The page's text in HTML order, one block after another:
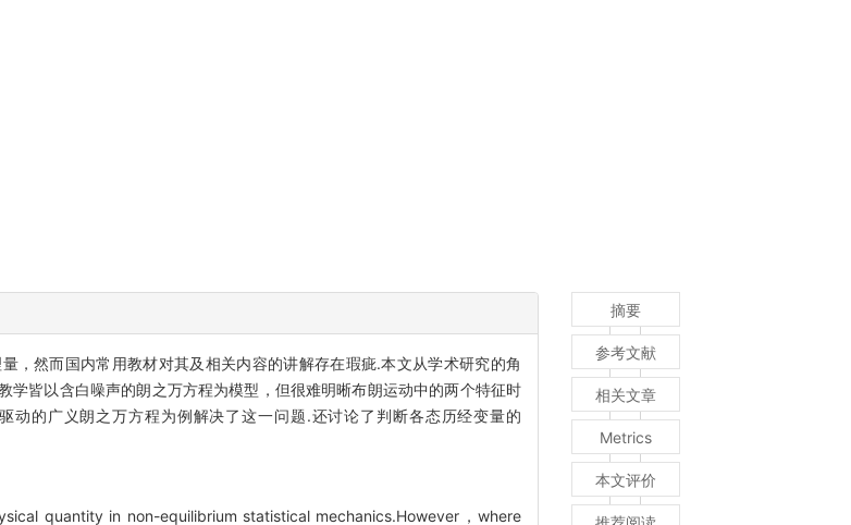
，然而国内常用教材对其及相关内容的讲解存在瑕疵.本文从学术研究的角
皆以含白噪声的朗之万方程为模型，但很难明晰布朗运动中的两个特征时
的广义朗之万方程为例解决了这一问题.还讨论了判断各态历经变量的
quantity in non-equilibrium statistical mechanics.However，where
摘要
参考文献
相关文章
Metrics
本文评价